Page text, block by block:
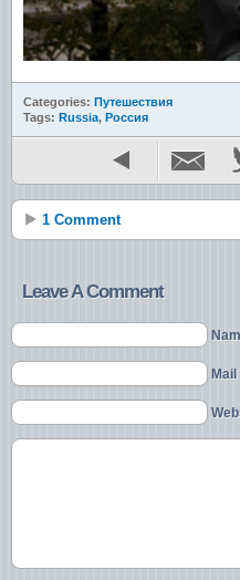
Categories: Путешествия
Tags: Russia, Россия
1 Comment
Leave A Comment
Mail